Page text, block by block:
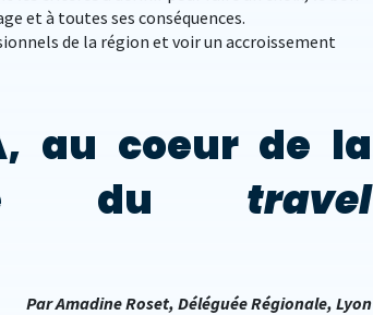
et à toutes ses conséquences.
de la région et voir un accroissement
au coeur de la
du travel
Par Amadine Roset, Déléguée Régionale, Lyon